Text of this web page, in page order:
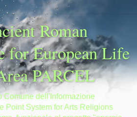
Roman
for European Life
PARCEL
Comune dell'Informazione
Point System for Arts Religions